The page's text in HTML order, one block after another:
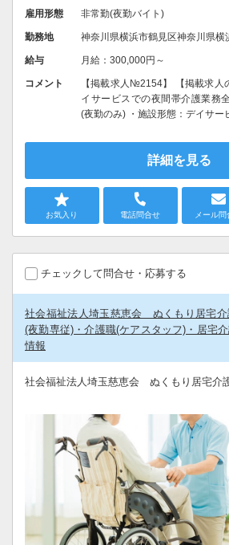
雇用形態 非常勤(夜勤バイト)
勤務地 神奈川県横浜市鶴見区神奈川県
給与 月給：300,000円～
コメント
【掲載求人№2154】 【掲載求人
イサービスでの夜間帯介護業務
(夜勤のみ) ・施設形態：デイサー
詳細を見る
お気入り 電話問合せ メール問
チェックして問合せ・応募する
社会福祉法人埼玉慈恵会 ぬくもり居宅介
(夜勤専従)・介護職(ケアスタッフ)・居宅
情報
社会福祉法人埼玉慈恵会 ぬくもり居宅介